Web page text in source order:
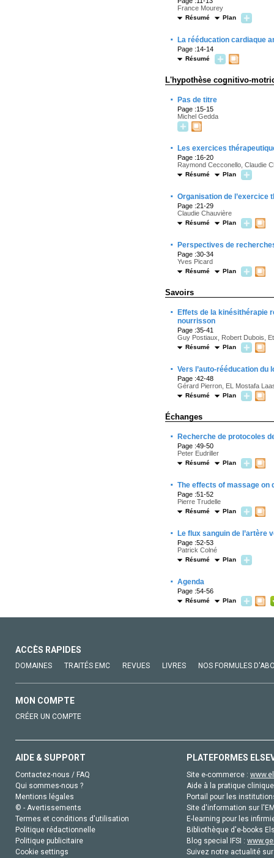
France Mourey
Résumé Plan
· La rééducation cardiaque
Page :14-14
Résumé
L'hypothèse cognitivo-
· Pas de titre
Page :15-15
Michel Gedda
· Les exercices
Page :16-20
Raymond Cecconello, Claudie
Résumé Plan
· Organisation de l’exercice
Page :21-29
Claudie Chauvière
Résumé Plan
· Perspectives de
Page :30-34
Yves Picard
Résumé Plan
Savoirs
·
Effets de la kinésithérapie
nourrisson
Page :35-41
Guy Postiaux, Robert Dubois,
Résumé Plan
· Vers l’auto-rééducation du
Page :42-48
Gérard Pierron, EL Mostafa
Résumé Plan
Échanges
· Recherche de protocoles
Page :49-50
Peter Eudriller
Résumé Plan
· The effects of massage on
Page :51-52
Pierre Trudelle
Résumé Plan
· Le flux sanguin de l’artère
Page :52-53
Patrick Colné
Résumé Plan
· Agenda
Page :54-56
Résumé Plan
ACCÈS RAPIDES
DOMAINES TRAITÉS EMC REVUES LIVRES NOS FORMULES
MON COMPTE
CRÉER UN COMPTE
AIDE & SUPPORT
Contactez-nous / FAQ
Qui sommes-nous ?
Mentions légales
© - Avertissements
Termes et conditions d'utilisation
Politique rédactionnelle
Politique publicitaire
Cookie settings
PLATEFORMES
Site e-commerce :
Aide à la pratique
Portail pour les
Site d'information sur
E-learning pour les
Bibliothèque d'e-books
Blog special IFSI :
Suivez notre actualité